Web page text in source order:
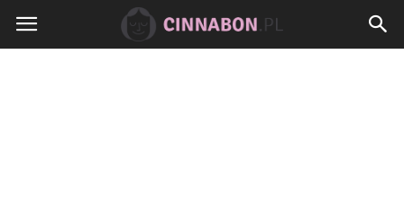
Cinnabon.pl